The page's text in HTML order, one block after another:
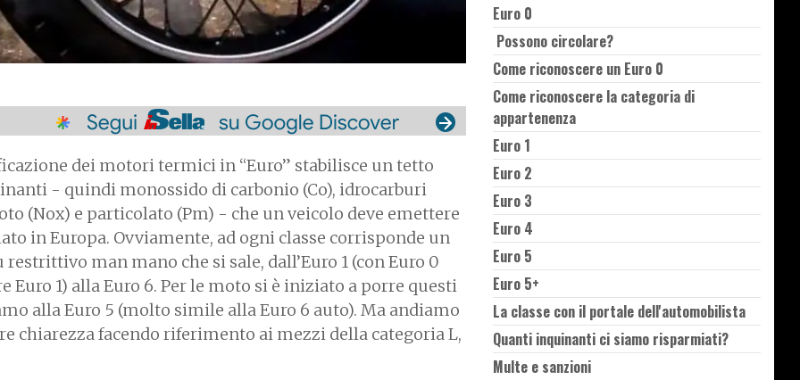
dei motori termici in “Euro” stabilisce un tetto
- quindi monossido di carbonio (Co), idrocarburi
(Nox) e particolato (Pm) - che un veicolo deve emettere
in Europa. Ovviamente, ad ogni classe corrisponde un
man mano che si sale, dall’Euro 1 (con Euro 0
1) alla Euro 6. Per le moto si è iniziato a porre questi
alla Euro 5 (molto simile alla Euro 6 auto). Ma andiamo
chiarezza facendo riferimento ai mezzi della categoria L,
Euro 0
Possono circolare?
Come riconoscere un Euro 0
Come riconoscere la categoria di
appartenenza
Euro 1
Euro 2
Euro 3
Euro 4
Euro 5
Euro 5+
La classe con il portale dell'automobilista
Quanti inquinanti ci siamo risparmiati?
Multe e sanzioni